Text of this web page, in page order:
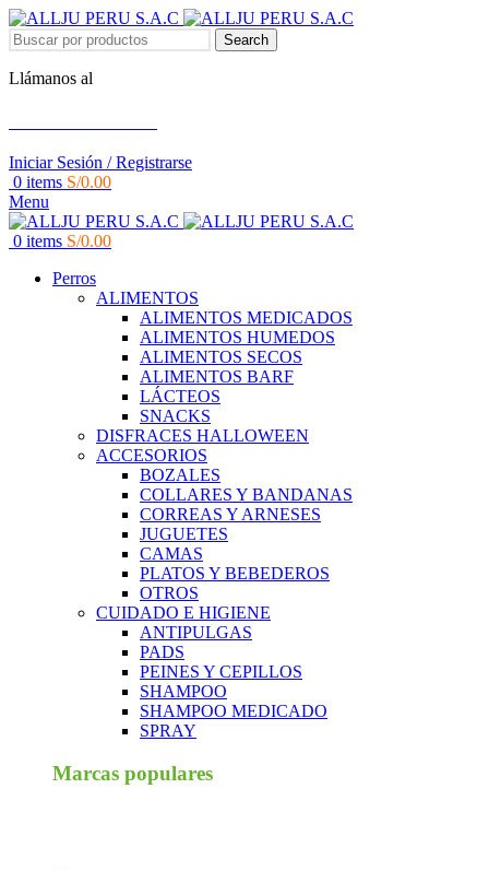
Search
Llámanos al
Iniciar Sesión / Registrarse
0 items S/0.00
Menu
0 items S/0.00
Perros
ALIMENTOS
ALIMENTOS MEDICADOS
ALIMENTOS HUMEDOS
ALIMENTOS SECOS
ALIMENTOS BARF
LÁCTEOS
SNACKS
DISFRACES HALLOWEEN
ACCESORIOS
BOZALES
COLLARES Y BANDANAS
CORREAS Y ARNESES
JUGUETES
CAMAS
PLATOS Y BEBEDEROS
OTROS
CUIDADO E HIGIENE
ANTIPULGAS
PADS
PEINES Y CEPILLOS
SHAMPOO
SHAMPOO MEDICADO
SPRAY
Marcas populares